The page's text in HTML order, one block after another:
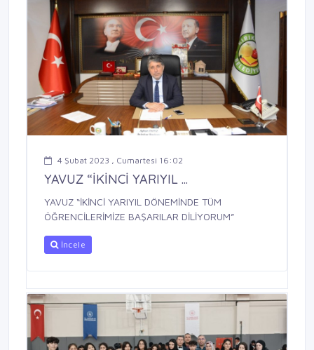
4 Şubat 2023 , Cumartesi 16:02
YAVUZ “İKİNCİ YARIYIL ...
YAVUZ “İKİNCİ YARIYIL DÖNEMİNDE TÜM
ÖĞRENCİLERİMİZE BAŞARILAR DİLİYORUM”
İncele